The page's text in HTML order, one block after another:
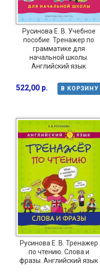
Русинова Е. В. Учебное
пособие. Тренажер по
грамматике для
начальной школы.
Английский язык
В КОРЗИНУ
522,00 р.
Русинова Е. В. Тренажер
по чтению. Слова и
фразы. Английский язык